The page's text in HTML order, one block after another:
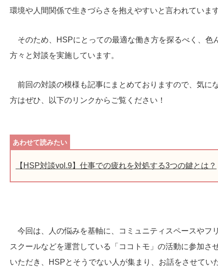
環境や人間関係で生きづらさを抱えやすいと言われていま
そのため、HSPにとっての最適な働き方を探るべく、色
方々と対談を実施しています。
前回の対談の模様も記事にまとめておりますので、気に
方はぜひ、以下のリンクからご覧ください！
【HSP対談vol.9】仕事での疲れを対処する3つの鍵とは？
今回は、人の悩みを基軸に、コミュニティスペースやフ
スクールなどを運営している「ココトモ」の活動に参加さ
いただき、HSPとそうでない人が集まり、お話をさせてい